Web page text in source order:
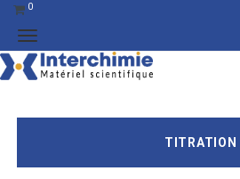
0
TITRATION